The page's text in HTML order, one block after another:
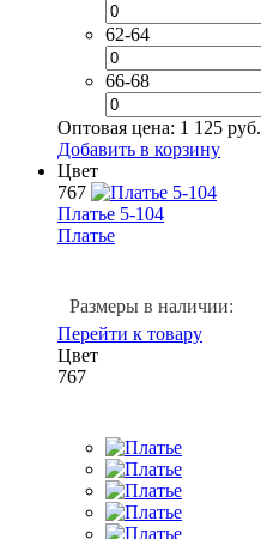
62-64
66-68
Оптовая цена: 1 125 руб.
Добавить в корзину
Цвет
767
Платье 5-104
Платье
Размеры в наличии:
Перейти к товару
Цвет
767